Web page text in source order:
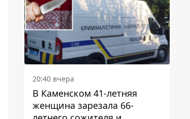
20:40 вчера
В Каменском 41-летняя
женщина зарезала 66-